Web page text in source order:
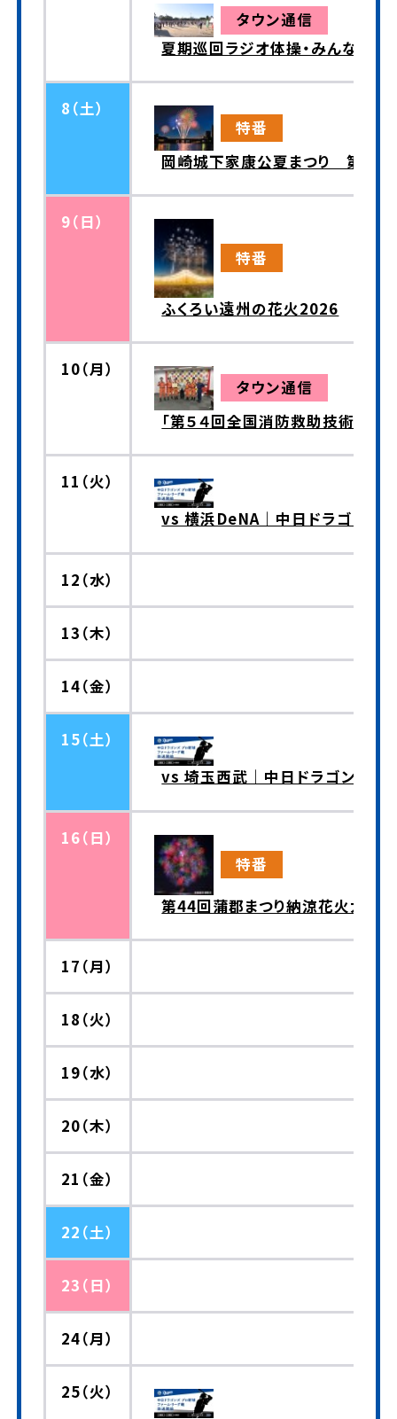
タウン通信
夏期巡回ラジオ体操・みんなの
8（土）
特番
岡崎城下家康公夏まつり 第78
9（日）
特番
ふくろい遠州の花火2026
10（月）
タウン通信
「第５４回全国消防救助技術大会
11（火）
vs 横浜DeNA｜中日ドラゴンズ
12（水）
13（木）
14（金）
15（土）
vs 埼玉西武｜中日ドラゴンズ プ
16（日）
特番
第44回蒲郡まつり納涼花火大会
17（月）
18（火）
19（水）
20（木）
21（金）
22（土）
23（日）
24（月）
25（火）